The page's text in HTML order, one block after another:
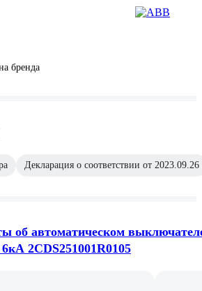
бренда
Декларация о соответствии от 2023.09.26
об автоматическом
2CDS251001R0105